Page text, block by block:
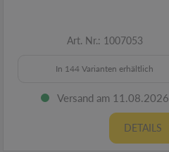
Art. Nr.: 1007053
In 144 Varianten erhältlich
Versand am 11.08.2026
DETAILS